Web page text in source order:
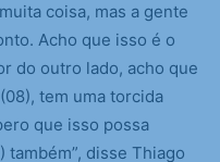
coisa, mas a gente
Acho que isso é o
do outro lado, acho que
tem uma torcida
que isso possa
disse Thiago